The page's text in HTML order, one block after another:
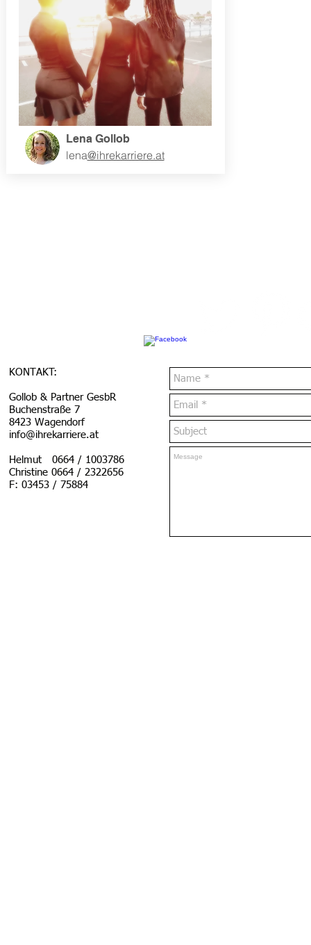
lena@ihrekarriere.at
Lena Gollob
KONTAKT:
Gollob & Partner GesbR
Buchenstraße 7
8423 Wagendorf
info@ihrekarriere.at
Helmut 0664 / 1003786
Christine 0664 / 2322656
F: 03453 / 75884